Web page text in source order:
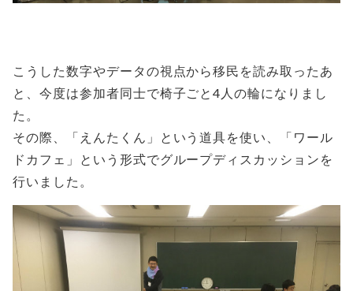
こうした数字やデータの視点から移民を読み取ったあ
と、今度は参加者同士で椅子ごと4人の輪になりまし
た。
その際、「えんたくん」という道具を使い、「ワール
ドカフェ」という形式でグループディスカッションを
行いました。